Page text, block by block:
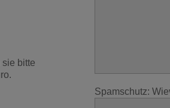
bitte
Spamschutz: